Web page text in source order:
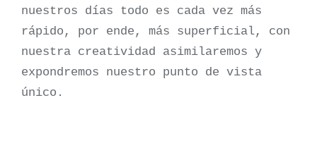
nuestros días todo es cada vez más
rápido, por ende, más superficial, con
nuestra creatividad asimilaremos y
expondremos nuestro punto de vista
único.